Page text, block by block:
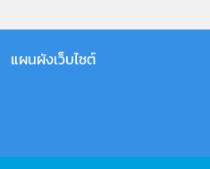
แผนผังเว็บไซต์